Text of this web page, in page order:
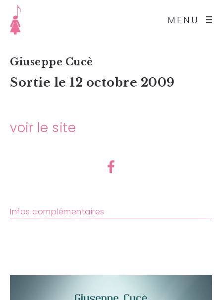
MENU
Giuseppe Cucè
Sortie le 12 octobre 2009
voir le site
Infos complémentaires